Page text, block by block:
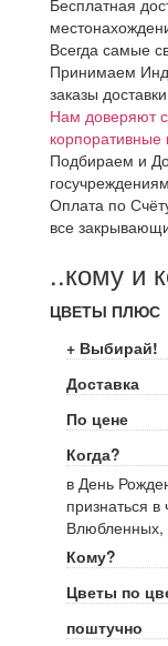
Бесплатная
Всегда самые
Принимаем
заказы
Нам доверяют
корпоративные
Подбираем и
Оплата по
все
..кому и
ЦВЕТЫ ПЛЮС
+ Выбирай!
Доставка
По цене
Когда?
в День
признаться
Кому?
Цветы по
поштучно